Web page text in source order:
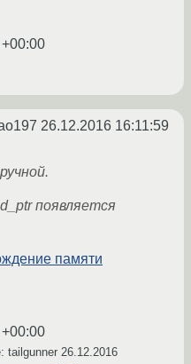
26.12.2016 16:11:59
появляется
памяти
tailgunner 26.12.2016